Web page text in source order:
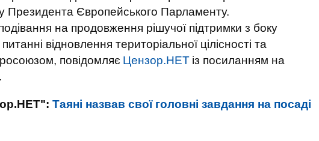
Президента Європейського Парламенту.
на продовження рішучої підтримки з боку
відновлення територіальної цілісності та
повідомляє Цензор.НЕТ із посиланням на
.
Таяні назвав свої головні завдання на посаді